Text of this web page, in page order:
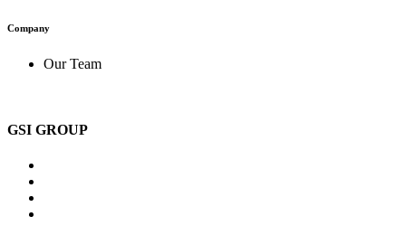
Company
Our Team
GSI GROUP